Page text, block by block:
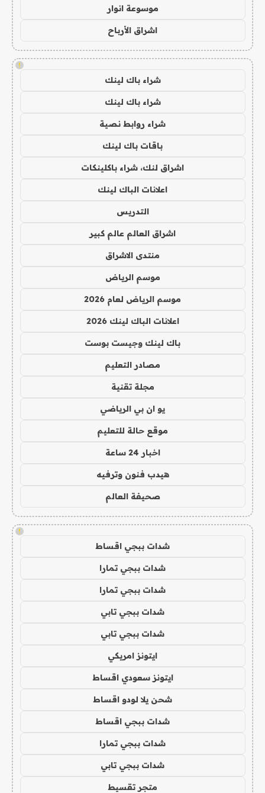
موسوعة انوار
اشراق الأرباح
!
شراء باك لينك
شراء باك لينك
شراء روابط نصية
باقات باك لينك
اشراق لنك، شراء باكلينكات
اعلانات الباك لينك
التدريس
اشراق العالم عالم كبير
منتدى الاشراق
موسم الرياض
موسم الرياض لعام 2026
اعلانات الباك لينك 2026
باك لينك وجيست بوست
مصادر التعليم
مجلة تقنية
يو ان بي الرياضي
موقع حالة للتعليم
اخبار 24 ساعة
هيدب فنون وترفيه
صحيفة العالم
!
شدات ببجي اقساط
شدات ببجي تمارا
شدات ببجي تمارا
شدات ببجي تابي
شدات ببجي تابي
ايتونز امريكي
ايتونز سعودي اقساط
شحن يلا لودو اقساط
شدات ببجي اقساط
شدات ببجي تمارا
شدات ببجي تابي
متجر تقسيط